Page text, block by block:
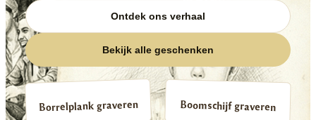
Ontdek ons verhaal
Bekijk alle geschenken
Borrelplank graveren Boomschijf graveren